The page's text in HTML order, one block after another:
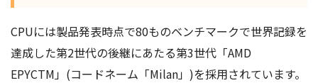
CPUには製品発表時点で80ものベンチマークで世界記録を
達成した第2世代の後継にあたる第3世代「AMD
EPYCTM」(コードネーム「Milan」)を採用されています。